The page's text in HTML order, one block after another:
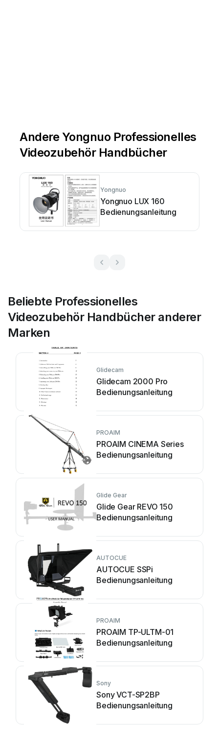
Andere Yongnuo Professionelles
Videozubehör Handbücher
Yongnuo
Yongnuo LUX 160
Bedienungsanleitung
Beliebte Professionelles
Videozubehör Handbücher anderer
Marken
Glidecam
Glidecam 2000 Pro
Bedienungsanleitung
PROAIM
PROAIM CINEMA Series
Bedienungsanleitung
Glide Gear
Glide Gear REVO 150
Bedienungsanleitung
AUTOCUE
AUTOCUE SSPi
Bedienungsanleitung
PROAIM
PROAIM TP-ULTM-01
Bedienungsanleitung
Sony
Sony VCT-SP2BP
Bedienungsanleitung